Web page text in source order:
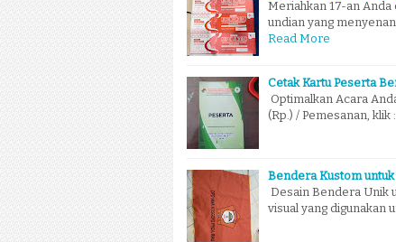
Meriahkan 17-an
undian yang
Read More
Cetak Kartu Peserta
Optimalkan Acara
(Rp.) / Pemesanan, klik
Bendera Kustom
Desain Bendera Unik
visual yang digunakan